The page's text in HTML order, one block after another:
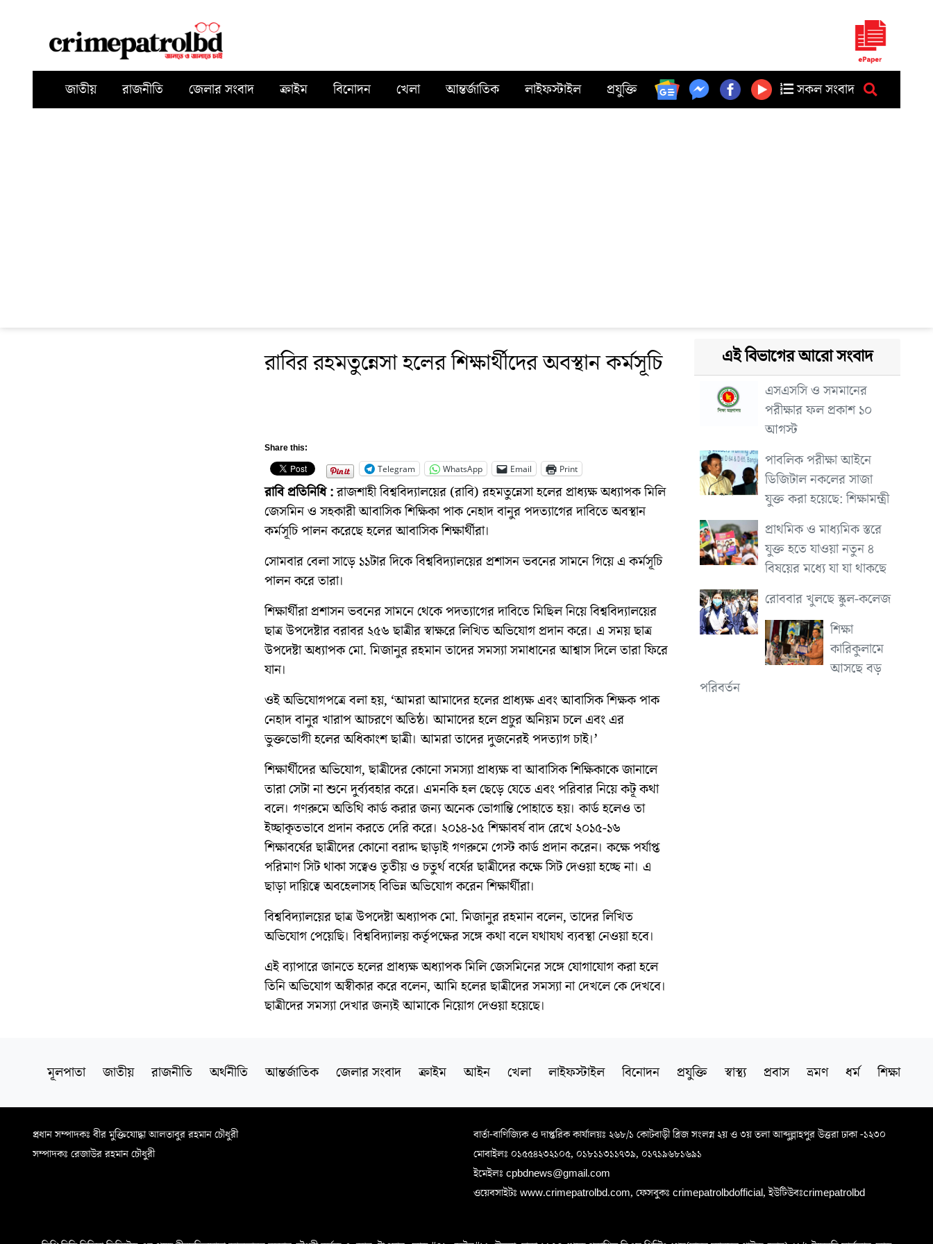
জাতীয় রাজনীতি জেলার সংবাদ ক্রাইম বিনোদন খেলা আন্তর্জাতিক লাইফস্টাইল প্রযুক্তি সকল সংবাদ
রাবির রহমতুন্নেসা হলের শিক্ষার্থীদের অবস্থান কর্মসূচি
Share this:
Telegram
WhatsApp Email Print
রাবি প্রতিনিধি :রাজশাহী বিশ্ববিদ্যালয়ের (রাবি) রহমতুন্নেসা হলের প্রাধ্যক্ষ অধ্যাপক মিলি
জেসমিন ও সহকারী আবাসিক শিক্ষিকা পাক নেহাদ বানুর পদত্যাগের দাবিতে অবস্থান
কর্মসূচি পালন করেছে হলের আবাসিক শিক্ষার্থীরা।
সোমবার বেলা সাড়ে ১১টার দিকে বিশ্ববিদ্যালয়ের প্রশাসন ভবনের সামনে গিয়ে এ কর্মসূচি
পালন করে তারা।
শিক্ষার্থীরা প্রশাসন ভবনের সামনে থেকে পদত্যাগের দাবিতে মিছিল নিয়ে বিশ্ববিদ্যালয়ের
ছাত্র উপদেষ্টার বরাবর ২৫৬ ছাত্রীর স্বাক্ষরে লিখিত অভিযোগ প্রদান করে। এ সময় ছাত্র
উপদেষ্টা অধ্যাপক মো. মিজানুর রহমান তাদের সমস্যা সমাধানের আশ্বাস দিলে তারা ফিরে
যান।
ওই অভিযোগপত্রে বলা হয়, ‘আমরা আমাদের হলের প্রাধ্যক্ষ এবং আবাসিক শিক্ষক পাক
নেহাদ বানুর খারাপ আচরণে অতিষ্ঠ। আমাদের হলে প্রচুর অনিয়ম চলে এবং এর
ভুক্তভোগী হলের অধিকাংশ ছাত্রী। আমরা তাদের দুজনেরই পদত্যাগ চাই।’
শিক্ষার্থীদের অভিযোগ, ছাত্রীদের কোনো সমস্যা প্রাধ্যক্ষ বা আবাসিক শিক্ষিকাকে জানালে
তারা সেটা না শুনে দুর্ব্যবহার করে। এমনকি হল ছেড়ে যেতে এবং পরিবার নিয়ে কটূ কথা
বলে। গণরুমে অতিথি কার্ড করার জন্য অনেক ভোগান্তি পোহাতে হয়। কার্ড হলেও তা
ইচ্ছাকৃতভাবে প্রদান করতে দেরি করে। ২০১৪-১৫ শিক্ষাবর্ষ বাদ রেখে ২০১৫-১৬
শিক্ষাবর্ষের ছাত্রীদের কোনো বরাদ্দ ছাড়াই গণরুমে গেস্ট কার্ড প্রদান করেন। কক্ষে পর্যাপ্ত
পরিমাণ সিট থাকা সত্বেও তৃতীয় ও চতুর্থ বর্ষের ছাত্রীদের কক্ষে সিট দেওয়া হচ্ছে না। এ
ছাড়া দায়িত্বে অবহেলাসহ বিভিন্ন অভিযোগ করেন শিক্ষার্থীরা।
বিশ্ববিদ্যালয়ের ছাত্র উপদেষ্টা অধ্যাপক মো. মিজানুর রহমান বলেন, তাদের লিখিত
অভিযোগ পেয়েছি। বিশ্ববিদ্যালয় কর্তৃপক্ষের সঙ্গে কথা বলে যথাযথ ব্যবস্থা নেওয়া হবে।
এই ব্যাপারে জানতে হলের প্রাধ্যক্ষ অধ্যাপক মিলি জেসমিনের সঙ্গে যোগাযোগ করা হলে
তিনি অভিযোগ অস্বীকার করে বলেন, আমি হলের ছাত্রীদের সমস্যা না দেখলে কে দেখবে।
ছাত্রীদের সমস্যা দেখার জন্যই আমাকে নিয়োগ দেওয়া হয়েছে।
এই বিভাগের আরো সংবাদ
এসএসসি ও সমমানের
পরীক্ষার ফল প্রকাশ ১০
আগস্ট
পাবলিক পরীক্ষা আইনে
ডিজিটাল নকলের সাজা
যুক্ত করা হয়েছে: শিক্ষামন্ত্রী
প্রাথমিক ও মাধ্যমিক স্তরে
যুক্ত হতে যাওয়া নতুন ৪
বিষয়ের মধ্যে যা যা থাকছে
রোববার খুলছে স্কুল-কলেজ
শিক্ষা
কারিকুলামে
আসছে বড়
পরিবর্তন
মূলপাতা জাতীয় রাজনীতি অর্থনীতি আন্তর্জাতিক জেলার সংবাদ ক্রাইম আইন খেলা লাইফস্টাইল বিনোদন প্রযুক্তি স্বাস্থ্য প্রবাস ভ্রমণ ধর্ম শিক্ষা
প্রধান সম্পাদকঃ বীর মুক্তিযোদ্ধা আলতাবুর রহমান চৌধুরী
সম্পাদকঃ রেজাউর রহমান চৌধুরী
বার্তা-বাণিজ্যিক ও দাপ্তরিক কার্যালয়ঃ ২৬৮/১ কোটবাড়ী ব্রিজ সংলগ্ন ২য় ও ৩য় তলা আব্দুল্লাহপুর উত্তরা ঢাকা -১২৩০
মোবাইলঃ ০১৫৫৪২৩২১০৫, ০১৮১১৩১১৭৩৯, ০১৭১৯৬৮১৬৯১
ইমেইলঃ cpbdnews@gmail.com
ওয়েবসাইটঃ www.crimepatrolbd.com, ফেসবুকঃ crimepatrolbdofficial, ইউটিউবঃcrimepatrolbd